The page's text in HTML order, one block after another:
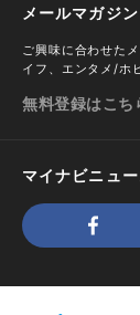
メールマガジン
ご興味に合わせた
イフ、エンタメ/ホ
無料登録はこち
マイナビニュ